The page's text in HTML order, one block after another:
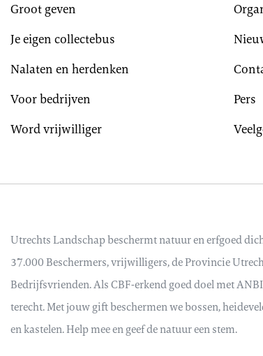
Groot geven
Je eigen collectebus
Nalaten en herdenken
Voor bedrijven
Word vrijwilliger
Pers
Utrechts Landschap beschermt natuur en erfgoed
37.000 Beschermers, vrijwilligers, de Provincie
Bedrijfsvrienden. Als CBF-erkend goed doel met
terecht. Met jouw gift beschermen we bossen,
en kastelen. Help mee en geef de natuur een stem.